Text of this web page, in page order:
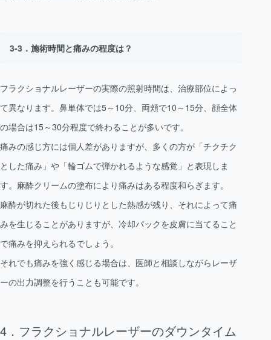
施術時間と痛みの程度は？
フラクショナルレーザーの実際の照射時間は、治療部位によっ
て異なります。鼻単体では5～10分、両頬で10～15分、顔全体
の場合は15～30分程度で終わることが多いです。
痛みの感じ方には個人差がありますが、多くの方が「チクチク
とした痛み」や「輪ゴムで弾かれるような感覚」と表現しま
す。麻酔クリームの塗布により痛みはある程度和らぎます。
麻酔が切れた後もじりじりとした熱感が残り、それによって痛
みを生じることがありますが、冷却パックを皮膚に当てること
で痛みを抑えられるでしょう。
それでも痛みを強く感じる場合は、医師と相談しながらレーザ
ーの出力調整を行うことも可能です。
フラクショナルレーザーのダウンタイム